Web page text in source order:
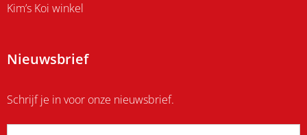
Kim’s Koi winkel
Nieuwsbrief
Schrijf je in voor onze nieuwsbrief.